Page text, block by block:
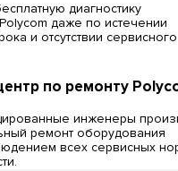
диагностику
даже по истечении
и отсутствии сервисного
по ремонту
инженеры
ремонт оборудования
всех сервисных